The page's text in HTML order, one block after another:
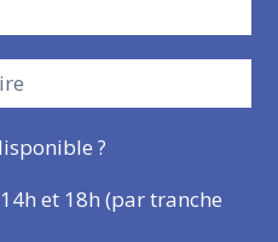
?
et 18h (par tranche